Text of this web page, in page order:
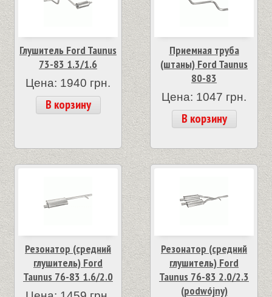
Глушитель Ford Taunus
73-83 1.3/1.6
Цена: 1940 грн.
В корзину
Приемная труба
(штаны) Ford Taunus
80-83
Цена: 1047 грн.
В корзину
Резонатор (средний
глушитель) Ford
Taunus 76-83 1.6/2.0
Резонатор (средний
глушитель) Ford
Taunus 76-83 2.0/2.3
(podwójny)